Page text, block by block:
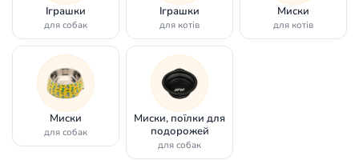
Іграшки
для собак
Іграшки
для котів
Миски
для котів
Миски
для собак
Миски, поїлки для
подорожей
для собак